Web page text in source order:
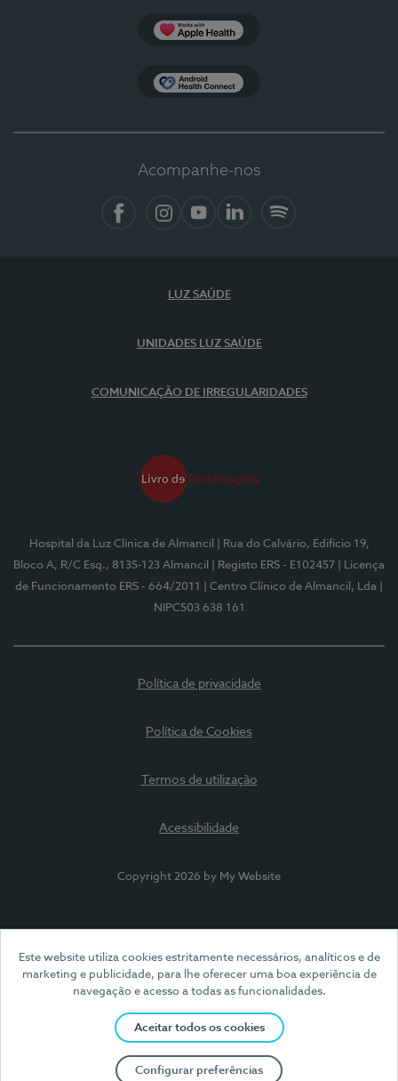
Este website utiliza cookies estritamente necessários, analíticos e de
marketing e publicidade, para lhe oferecer uma boa experiência de
navegação e acesso a todas as funcionalidades.
Aceitar todos os cookies
Configurar preferências
Acompanhe-nos
LUZ SAÚDE
UNIDADES LUZ SAÚDE
COMUNICAÇÃO DE IRREGULARIDADES
Hospital da Luz Clínica de Almancil
| Rua do Calvário, Edifício 19,
Bloco A, R/C Esq., 8135-123 Almancil
| Registo ERS - E102457
| Licença
de Funcionamento ERS - 664/2011
| Centro Clínico de Almancil, Lda
NIPC503 638 161
Política de privacidade
Política de Cookies
Termos de utilização
Acessibilidade
Copyright 2026 by My Website